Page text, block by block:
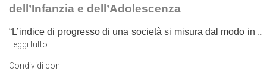
dell’Infanzia e dell’Adolescenza
“L’indice di progresso di una società si misura dal modo in
Leggi tutto
Condividi con